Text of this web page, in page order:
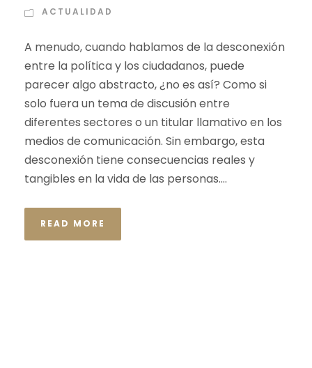
ACTUALIDAD
A menudo, cuando hablamos de la desconexión
entre la política y los ciudadanos, puede
parecer algo abstracto, ¿no es así? Como si
solo fuera un tema de discusión entre
diferentes sectores o un titular llamativo en los
medios de comunicación. Sin embargo, esta
desconexión tiene consecuencias reales y
tangibles en la vida de las personas....
READ MORE